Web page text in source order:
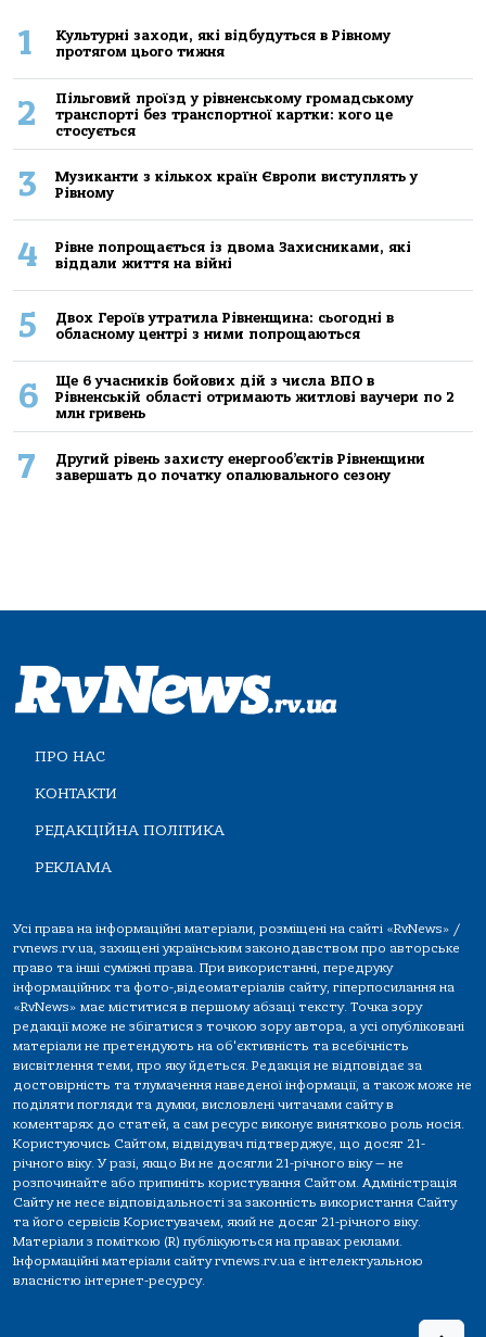
1
Культурні заходи, які відбудуться в Рівному
протягом цього тижня
2
Пільговий проїзд у рівненському громадському
транспорті без транспортної картки: кого це
стосується
3
Музиканти з кількох країн Європи виступлять у
Рівному
4
Рівне попрощається із двома Захисниками, які
віддали життя на війні
5
Двох Героїв утратила Рівненщина: сьогодні в
обласному центрі з ними попрощаються
6
Ще 6 учасників бойових дій з числа ВПО в
Рівненській області отримають житлові ваучери по 2
млн гривень
7
Другий рівень захисту енергооб’єктів Рівненщини
завершать до початку опалювального сезону
ПРО НАС
КОНТАКТИ
РЕДАКЦІЙНА ПОЛІТИКА
РЕКЛАМА
Усі права на інформаційні матеріали, розміщені на сайті «RvNews» /
rvnews.rv.ua, захищені українським законодавством про авторське
право та інші суміжні права. При використанні, передруку
інформаційних та фото-,відеоматеріалів сайту, гіперпосилання на
«RvNews» має міститися в першому абзаці тексту. Точка зору
редакції може не збігатися з точкою зору автора, а усі опубліковані
матеріали не претендують на об'єктивність та всебічність
висвітлення теми, про яку йдеться. Редакція не відповідає за
достовірність та тлумачення наведеної інформації, а також може не
поділяти погляди та думки, висловлені читачами сайту в
коментарях до статей, а сам ресурс виконує винятково роль носія.
Користуючись Сайтом, відвідувач підтверджує, що досяг 21-
річного віку. У разі, якщо Ви не досягли 21-річного віку — не
розпочинайте або припиніть користування Сайтом. Адміністрація
Сайту не несе відповідальності за законність використання Сайту
та його сервісів Користувачем, який не досяг 21-річного віку.
Матеріали з поміткою (R) публікуються на правах реклами.
Інформаційні матеріали сайту rvnews.rv.ua є інтелектуальною
власністю інтернет-ресурсу.